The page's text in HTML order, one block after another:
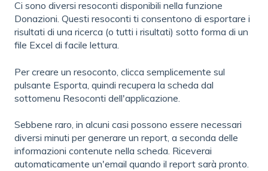
Ci sono diversi resoconti disponibili nella funzione
Donazioni. Questi resoconti ti consentono di esportare i
risultati di una ricerca (o tutti i risultati) sotto forma di un
file Excel di facile lettura.
Per creare un resoconto, clicca semplicemente sul
pulsante Esporta, quindi recupera la scheda dal
sottomenu Resoconti dell'applicazione.
Sebbene raro, in alcuni casi possono essere necessari
diversi minuti per generare un report, a seconda delle
informazioni contenute nella scheda. Riceverai
automaticamente un'email quando il report sarà pronto.